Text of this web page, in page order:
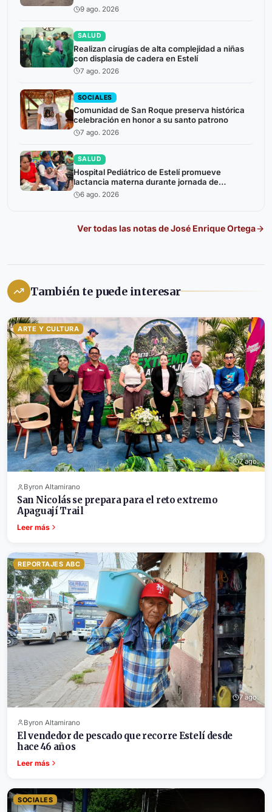
9 ago. 2026
SALUD
Realizan cirugías de alta complejidad a niñas
con displasia de cadera en Estelí
7 ago. 2026
SOCIALES
Comunidad de San Roque preserva histórica
celebración en honor a su santo patrono
7 ago. 2026
SALUD
Hospital Pediátrico de Estelí promueve
lactancia materna durante jornada de
atención a niños prematuros
6 ago. 2026
Ver todas las notas deJosé Enrique Ortega
También te puede interesar
ARTE Y CULTURA
7 ago.
Byron Altamirano
San Nicolás se prepara para el reto extremo
Apaguají Trail
Leer más
REPORTAJES ABC
7 ago.
Byron Altamirano
El vendedor de pescado que recorre Estelí desde
hace 46 años
Leer más
SOCIALES